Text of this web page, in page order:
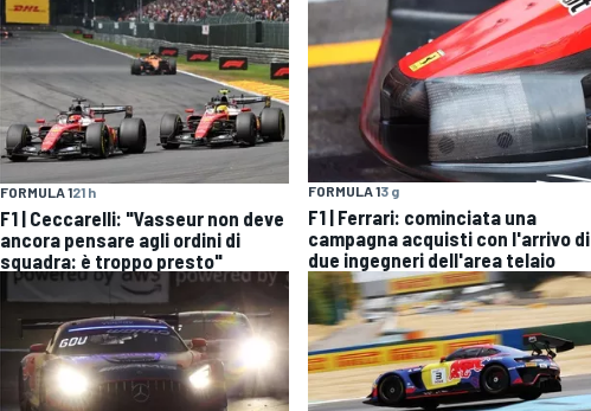
FORMULA 121 h
F1 | Ceccarelli: "Vasseur non deve
ancora pensare agli ordini di
squadra: è troppo presto"
FORMULA 13 g
F1 | Ferrari: cominciata una
campagna acquisti con l'arrivo di
due ingegneri dell'area telaio